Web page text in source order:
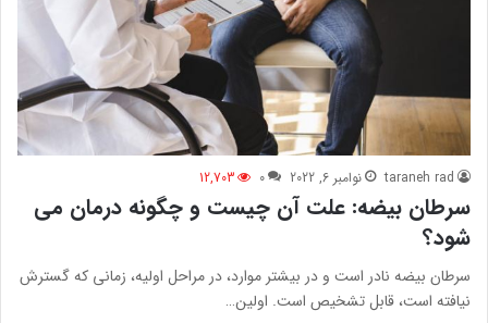
taraneh rad نوامبر 6, 2022 0
12,703
سرطان بیضه: علت آن چیست و چگونه درمان می
شود؟
سرطان بیضه نادر است و در بیشتر موارد، در مراحل اولیه، زمانی که گسترش
نیافته است، قابل تشخیص است. اولین…